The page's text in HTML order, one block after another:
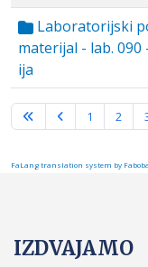
Laboratorijski
materijal - lab. 090
ija
1 2
FaLang translation system by Faboba
IZDVAJAMO